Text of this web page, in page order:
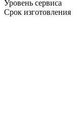
Уровень сервиса
Срок изготовления